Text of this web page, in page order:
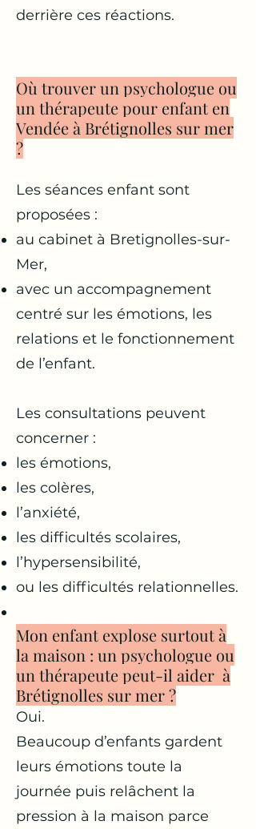
derrière ces réactions.
Où trouver un psychologue ou
un thérapeute pour enfant en
Vendée à Brétignolles sur mer
?
Les séances enfant sont
proposées :
au cabinet à Bretignolles-sur-
Mer,
avec un accompagnement
centré sur les émotions, les
relations et le fonctionnement
de l’enfant.
Les consultations peuvent
concerner :
les émotions,
les colères,
l’anxiété,
les difficultés scolaires,
l’hypersensibilité,
ou les difficultés relationnelles.
Mon enfant explose surtout à
la maison : un psychologue ou
un thérapeute peut-il aider à
Brétignolles sur mer ?
Oui.
Beaucoup d’enfants gardent
leurs émotions toute la
journée puis relâchent la
pression à la maison parce